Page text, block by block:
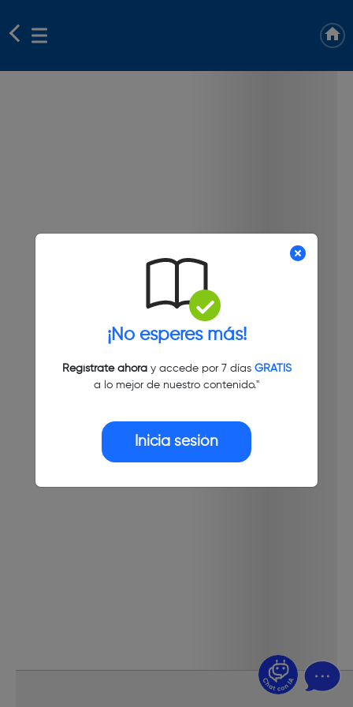
¡No esperes más!
Regístrate ahoray accede por 7 días GRATIS
a lo mejor de nuestro contenido."
Inicia sesión